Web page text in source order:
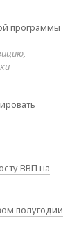
программы
ВВП на
полугодии